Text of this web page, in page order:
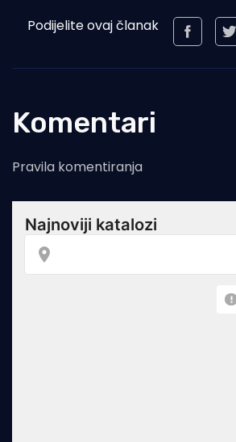
Podijelite ovaj članak
Komentari
Pravila komentiranja